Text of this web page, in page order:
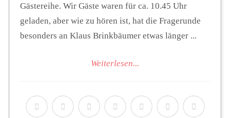
Gästereihe. Wir Gäste waren für ca. 10.45 Uhr
geladen, aber wie zu hören ist, hat die Fragerunde
besonders an Klaus Brinkbäumer etwas länger ...
Weiterlesen...